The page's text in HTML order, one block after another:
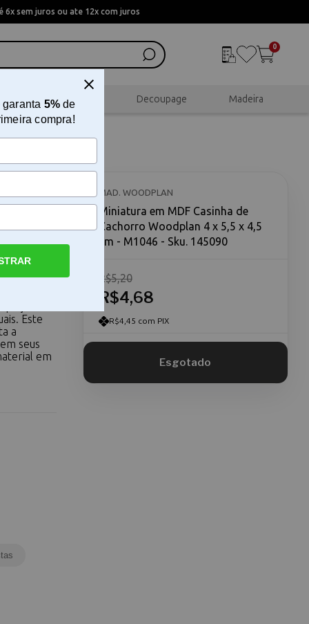
6x sem juros ou ate 12x com juros
0
Scrapbook Decoupage Madeira
4 x
Este
a
seus
em
MAD. WOODPLAN
Miniatura em MDF Casinha de
Cachorro Woodplan 4 x 5,5 x 4,5
cm - M1046 - Sku. 145090
R$4,68
R$5,20
R$4,45 com PIX
garanta 5%de
compra!